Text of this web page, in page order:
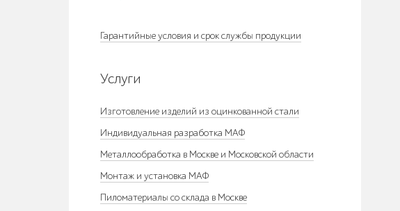
Гарантийные условия и срок службы продукции
Услуги
Изготовление изделий из оцинкованной стали
Индивидуальная разработка МАФ
Металлообработка в Москве и Московской области
Монтаж и установка МАФ
Пиломатериалы со склада в Москве